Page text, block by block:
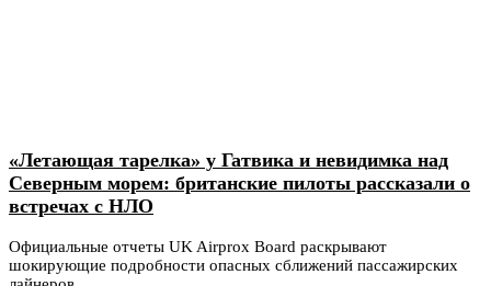
«Летающая тарелка» у Гатвика и невидимка над
Северным морем: британские пилоты рассказали о
встречах с НЛО
Официальные отчеты UK Airprox Board раскрывают
шокирующие подробности опасных сближений пассажирских